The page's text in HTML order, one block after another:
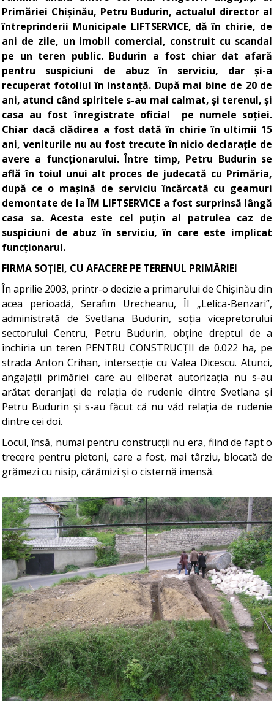
Primăriei Chișinău, Petru Budurin, actualul director al
întreprinderii Municipale LIFTSERVICE, dă în chirie, de
ani de zile, un imobil comercial, construit cu scandal
pe un teren public. Budurin a fost chiar dat afară
pentru suspiciuni de abuz în serviciu, dar și-a
recuperat fotoliul în instanță. După mai bine de 20 de
ani, atunci când spiritele s-au mai calmat, și terenul, și
casa au fost înregistrate oficial pe numele soției.
Chiar dacă clădirea a fost dată în chirie în ultimii 15
ani, veniturile nu au fost trecute în nicio declarație de
avere a funcționarului. Între timp, Petru Budurin se
află în toiul unui alt proces de judecată cu Primăria,
după ce o mașină de serviciu încărcată cu geamuri
demontate de la ÎM LIFTSERVICE a fost surprinsă lângă
casa sa. Acesta este cel puțin al patrulea caz de
suspiciuni de abuz în serviciu, în care este implicat
funcționarul.
FIRMA SOȚIEI, CU AFACERE PE TERENUL PRIMĂRIEI
În aprilie 2003, printr-o decizie a primarului de Chișinău din
acea perioadă, Serafim Urecheanu, ÎI „Lelica-Benzari”,
administrată de Svetlana Budurin, soția vicepretorului
sectorului Centru, Petru Budurin, obține dreptul de a
închiria un teren PENTRU CONSTRUCȚII de 0.022 ha, pe
strada Anton Crihan, intersecție cu Valea Dicescu. Atunci,
angajații primăriei care au eliberat autorizația nu s-au
arătat deranjați de relația de rudenie dintre Svetlana și
Petru Budurin și s-au făcut că nu văd relația de rudenie
dintre cei doi.
Locul, însă, numai pentru construcții nu era, fiind de fapt o
trecere pentru pietoni, care a fost, mai târziu, blocată de
grămezi cu nisip, cărămizi și o cisternă imensă.